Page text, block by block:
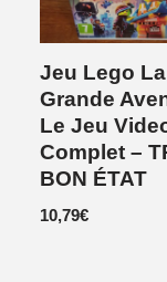
Jeu Lego La
Grande
Le Jeu
Complet –
BON ÉTAT
10,79€